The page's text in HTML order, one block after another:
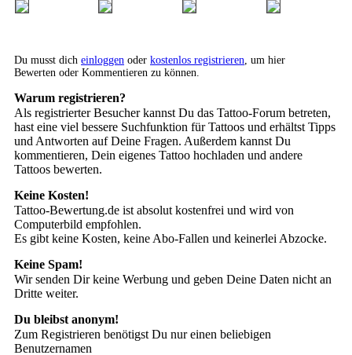
Du musst dich einloggen oder kostenlos registrieren , um hier
Bewerten oder Kommentieren zu können.
Warum registrieren?
Als registrierter Besucher kannst Du das Tattoo-Forum betreten,
hast eine viel bessere Suchfunktion für Tattoos und erhältst Tipps
und Antworten auf Deine Fragen. Außerdem kannst Du
kommentieren, Dein eigenes Tattoo hochladen und andere
Tattoos bewerten.
Keine Kosten!
Tattoo-Bewertung.de ist absolut kostenfrei und wird von
Computerbild empfohlen.
Es gibt keine Kosten, keine Abo-Fallen und keinerlei Abzocke.
Keine Spam!
Wir senden Dir keine Werbung und geben Deine Daten nicht an
Dritte weiter.
Du bleibst anonym!
Zum Registrieren benötigst Du nur einen beliebigen
Benutzernamen